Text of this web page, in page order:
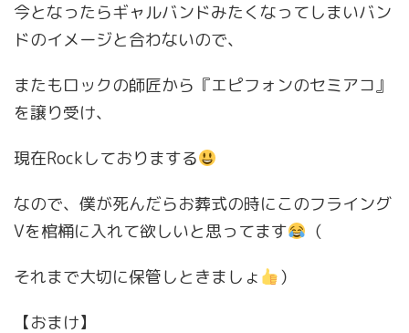
今となったらギャルバンドみたくなってしまいバン
ドのイメージと合わないので、
またもロックの師匠から『エピフォンのセミアコ』
を譲り受け、
現在Rockしておりまする
なので、僕が死んだらお葬式の時にこのフライング
Vを棺桶に入れて欲しいと思ってます
（
それまで大切に保管しときましょ
）
【おまけ】